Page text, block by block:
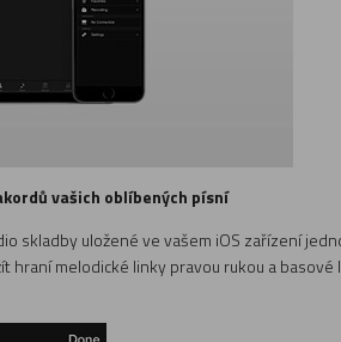
vašich oblíbených písní
skladby uložené ve vašem iOS zařízení
hraní melodické linky pravou rukou a